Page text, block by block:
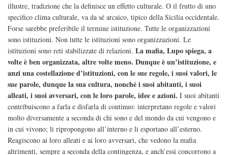
illustre, tradizione che la definisce un effetto culturale. O il frutto di uno
specifico clima culturale, va da sé arcaico, tipico della Sicilia occidentale.
Forse sarebbe preferibile il termine istituzione. Tutte le organizzazioni
sono istituzioni. Non tutte le istituzioni sono organizzazioni. Le
istituzioni sono reti stabilizzate di relazioni. La mafia, Lupo spiega, a
volte è ben organizzata, altre volte meno. Dunque è un’istituzione, e
anzi una costellazione d’istituzioni, con le sue regole, i suoi valori, le
sue parole, dunque la sua cultura, nonché i suoi abitanti, i suoi
alleati, i suoi avversari, con le loro parole, idee e azioni. I suoi abitanti
contribuiscono a farla e disfarla di continuo: interpretano regole e valori
molto diversamente a seconda di chi sono e del mondo da cui vengono e
in cui vivono; li ripropongono all’interno e li esportano all’esterno.
Reagiscono ai loro alleati e ai loro avversari, che vedono la mafia
altrimenti, sempre a seconda della contingenza, e anch’essi concorrono a